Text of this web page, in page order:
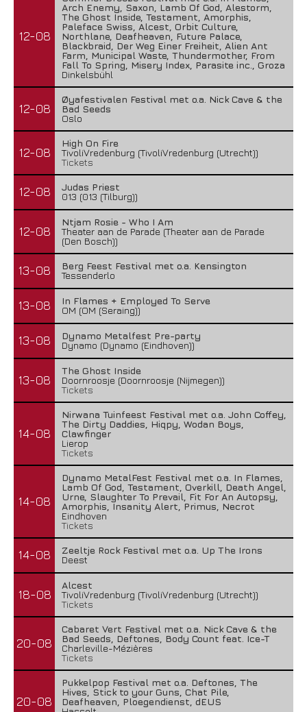
12-08
Arch Enemy, Saxon, Lamb Of God, Alestorm,
The Ghost Inside, Testament, Amorphis,
Paleface Swiss, Alcest, Orbit Culture,
Northlane, Deafheaven, Future Palace,
Blackbraid, Der Weg Einer Freiheit, Alien Ant
Farm, Municipal Waste, Thundermother, From
Fall To Spring, Misery Index, Parasite inc., Groza
Dinkelsbühl
12-08
Øyafestivalen Festival met o.a. Nick Cave & the
Bad Seeds
Oslo
12-08
High On Fire
TivoliVredenburg (TivoliVredenburg (Utrecht))
Tickets
12-08
Judas Priest
013 (013 (Tilburg))
12-08
Ntjam Rosie - Who I Am
Theater aan de Parade (Theater aan de Parade
(Den Bosch))
13-08
Berg Feest Festival met o.a. Kensington
Tessenderlo
13-08
In Flames + Employed To Serve
OM (OM (Seraing))
13-08
Dynamo Metalfest Pre-party
Dynamo (Dynamo (Eindhoven))
13-08
The Ghost Inside
Doornroosje (Doornroosje (Nijmegen))
Tickets
14-08
Nirwana Tuinfeest Festival met o.a. John Coffey,
The Dirty Daddies, Hiqpy, Wodan Boys,
Clawfinger
Lierop
Tickets
14-08
Dynamo MetalFest Festival met o.a. In Flames,
Lamb Of God, Testament, Overkill, Death Angel,
Urne, Slaughter To Prevail, Fit For An Autopsy,
Amorphis, Insanity Alert, Primus, Necrot
Eindhoven
Tickets
14-08
Zeeltje Rock Festival met o.a. Up The Irons
Deest
18-08
Alcest
TivoliVredenburg (TivoliVredenburg (Utrecht))
Tickets
20-08
Cabaret Vert Festival met o.a. Nick Cave & the
Bad Seeds, Deftones, Body Count feat. Ice-T
Charleville-Mézières
Tickets
20-08
Pukkelpop Festival met o.a. Deftones, The
Hives, Stick to your Guns, Chat Pile,
Deafheaven, Ploegendienst, dEUS